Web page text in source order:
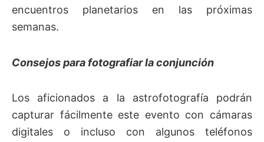
encuentros planetarios en las próximas
semanas.
Consejos para fotografiar la conjunción
Los aficionados a la astrofotografía podrán
capturar fácilmente este evento con cámaras
digitales o incluso con algunos teléfonos